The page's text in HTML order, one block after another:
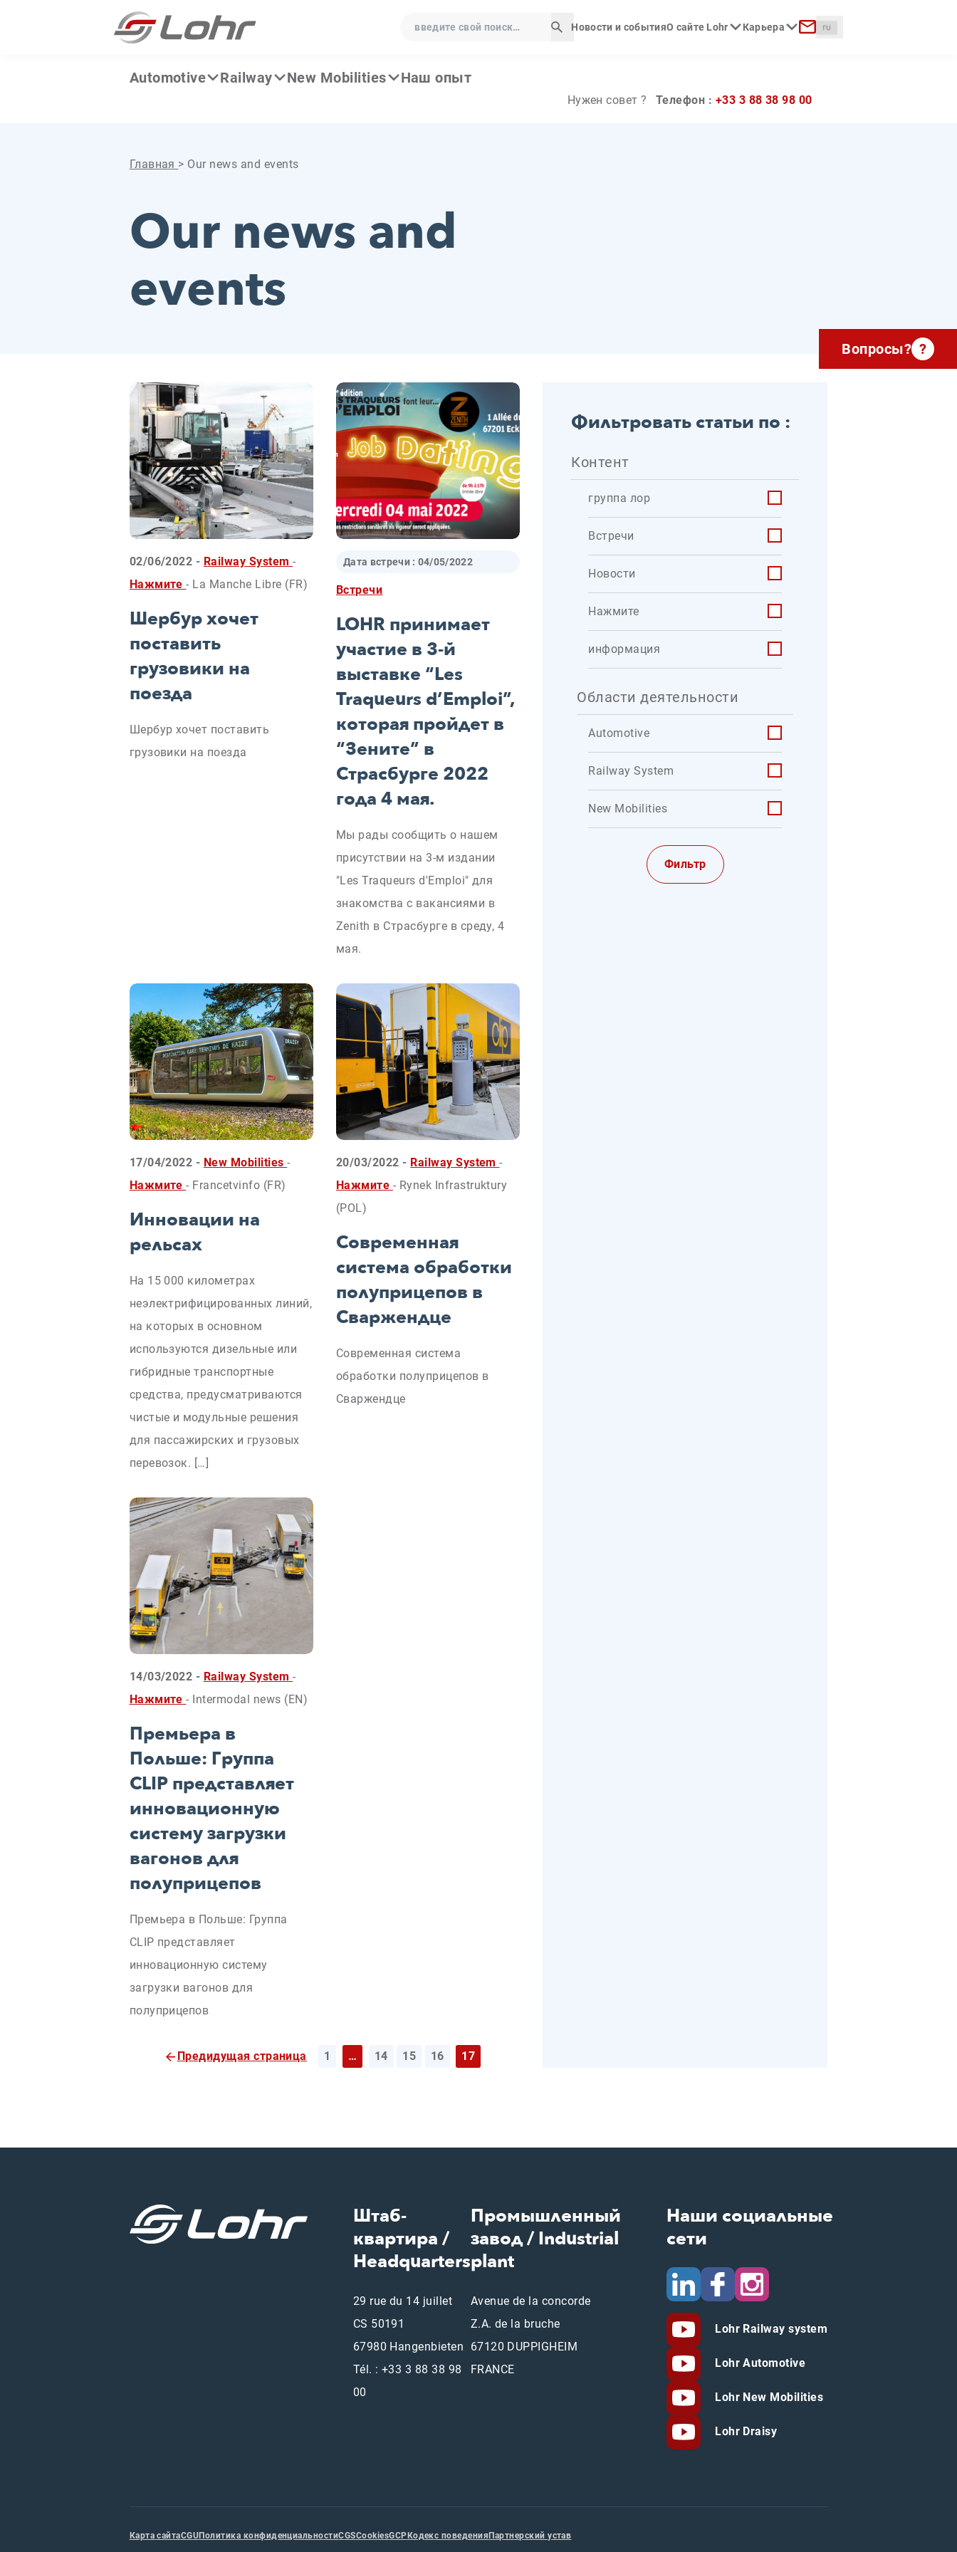
Перейти к содержанию
введите свой поиск…
Начать поиск
Новости и событияО сайте Lohr Карьера Langue :
Automotive Railway New Mobilities Наш опыт
Нужен совет ? Телефон : +33 3 88 38 98 00
Главная > Our news and events
Our news and
events
02/06/2022 - Railway System-
Нажмите- La Manche Libre (FR)
Шербур хочет
поставить
грузовики на
поезда
Шербур хочет поставить
грузовики на поезда
Дата встречи : 04/05/2022
Встречи
LOHR принимает
участие в 3-й
выставке “Les
Traqueurs d’Emploi”,
которая пройдет в
“Зените” в
Страсбурге 2022
года 4 мая.
Мы рады сообщить о нашем
присутствии на 3-м издании
"Les Traqueurs d'Emploi" для
знакомства с вакансиями в
Zenith в Страсбурге в среду, 4
мая.
17/04/2022 - New Mobilities-
Нажмите- Francetvinfo (FR)
Инновации на
рельсах
На 15 000 километрах
неэлектрифицированных линий,
на которых в основном
используются дизельные или
гибридные транспортные
средства, предусматриваются
чистые и модульные решения
для пассажирских и грузовых
перевозок. […]
20/03/2022 - Railway System-
Нажмите - Rynek Infrastruktury
(POL)
Современная
система обработки
полуприцепов в
Сваржендце
Современная система
обработки полуприцепов в
Сваржендце
14/03/2022 - Railway System-
Нажмите- Intermodal news (EN)
Премьера в
Польше: Группа
CLIP представляет
инновационную
систему загрузки
вагонов для
полуприцепов
Премьера в Польше: Группа
CLIP представляет
инновационную систему
загрузки вагонов для
полуприцепов
Фильтровать статьи по :
Контент
группа лор
Встречи
Новости
Нажмите
информация
Области деятельности
Automotive
Railway System
New Mobilities
Предидущая страница 1 … 14 15 16 17
Вопросы? ?
Штаб-
квартира /
Headquarters
29 rue du 14 juillet
CS 50191
67980 Hangenbieten
Tél. : +33 3 88 38 98
00
Промышленный
завод / Industrial
plant
Avenue de la concorde
Z.A. de la bruche
67120 DUPPIGHEIM
FRANCE
Наши социальные
сети
Lohr Railway system
Lohr Automotive
Lohr New Mobilities
Lohr Draisy
Карта сайтаCGUПолитика конфиденциальностиCGSCookiesGCPКодекс поведенияПартнерский устав
Панель управления cookies